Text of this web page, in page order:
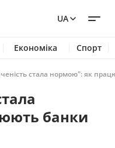
UA
Економіка Спорт
стала нормою": як
банки